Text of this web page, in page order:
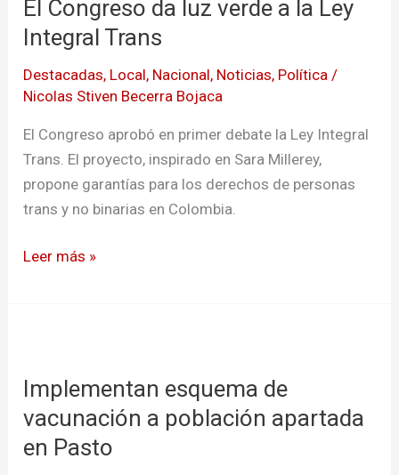
El Congreso da luz verde a la Ley
Integral Trans
Destacadas, Local, Nacional, Noticias, Política /
Nicolas Stiven Becerra Bojaca
El Congreso aprobó en primer debate la Ley Integral
Trans. El proyecto, inspirado en Sara Millerey,
propone garantías para los derechos de personas
trans y no binarias en Colombia.
da
luz
a
la
Ley
Integral
Trans
Leer más »
Implementan esquema de
vacunación a población apartada
en Pasto
de
vacunación